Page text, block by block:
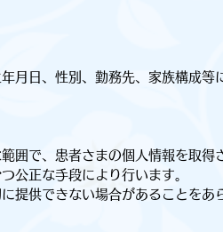
月日、性別、勤務先、家族構成等
囲で、患者さまの個人情報を取得
公正な手段により行います。
提供できない場合があることをあ